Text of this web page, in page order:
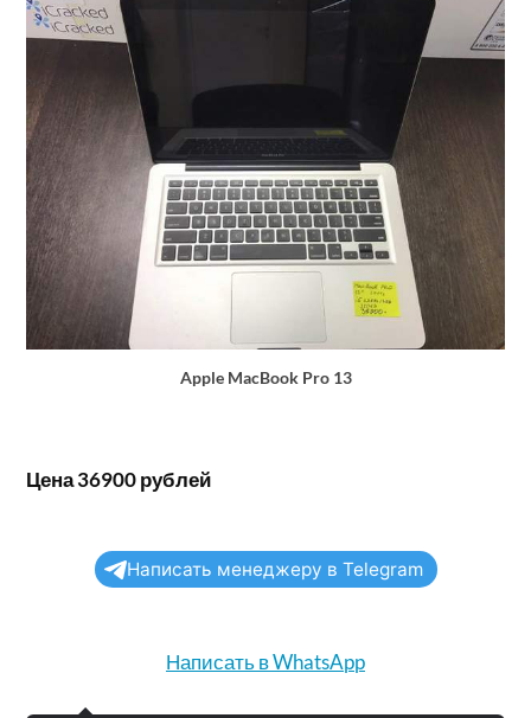
Apple MacBook Pro 13
Цена 36900 рублей
Написать менеджеру в Telegram
Написать в WhatsApp